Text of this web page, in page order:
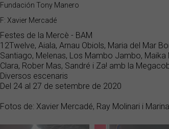
Fundación Tony Manero
F: Xavier Mercadé
Festes de la Mercè - BAM
12Twelve, Aiala, Arnau Obiols, Maria del Mar
Santiago, Melenas, Los Mambo Jambo, Maika
Clara, Rober Mas, Sandré i Za! amb la
Diversos escenaris
Del 24 al 27 de setembre de 2020
Fotos de: Xavier Mercadé, Ray Molinari i